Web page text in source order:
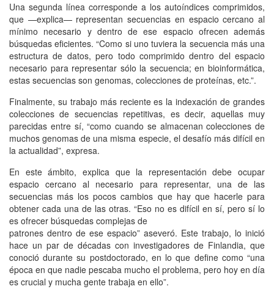
Una segunda línea corresponde a los autoíndices comprimidos,
que —explica— representan secuencias en espacio cercano al
mínimo necesario y dentro de ese espacio ofrecen además
búsquedas eficientes. “Como si uno tuviera la secuencia más una
estructura de datos, pero todo comprimido dentro del espacio
necesario para representar sólo la secuencia; en bioinformática,
estas secuencias son genomas, colecciones de proteínas, etc.”.
Finalmente, su trabajo más reciente es la indexación de grandes
colecciones de secuencias repetitivas, es decir, aquellas muy
parecidas entre sí, “como cuando se almacenan colecciones de
muchos genomas de una misma especie, el desafío más difícil en
la actualidad”, expresa.
En este ámbito, explica que la representación debe ocupar
espacio cercano al necesario para representar, una de las
secuencias más los pocos cambios que hay que hacerle para
obtener cada una de las otras. “Eso no es difícil en sí, pero sí lo
es ofrecer búsquedas complejas de
patrones dentro de ese espacio” aseveró. Este trabajo, lo inició
hace un par de décadas con investigadores de Finlandia, que
conoció durante su postdoctorado, en lo que define como “una
época en que nadie pescaba mucho el problema, pero hoy en día
es crucial y mucha gente trabaja en ello”.